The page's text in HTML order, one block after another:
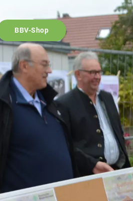
BBV-Shop